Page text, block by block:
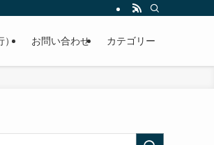
で紹介していきます。
） お問い合わせ カテゴリー